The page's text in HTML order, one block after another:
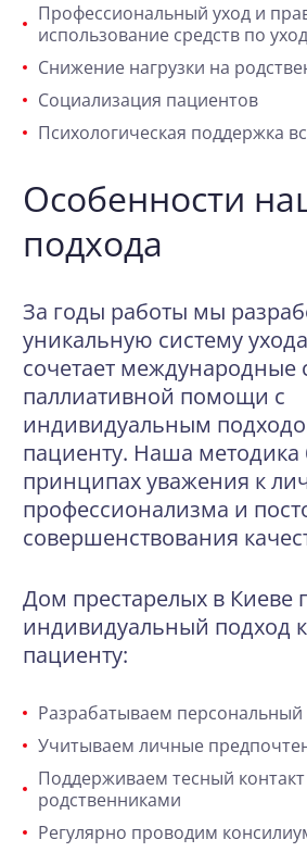
Профессиональный уход и
использование средств по
Снижение нагрузки на
Социализация пациентов
Психологическая поддержка
Особенности
подхода
За годы работы мы
уникальную систему
сочетает международные
паллиативной помощи с
индивидуальным
пациенту. Наша методика
принципах уважения к
профессионализма и
совершенствования
Дом престарелых в Киеве
индивидуальный подход
пациенту:
Разрабатываем персональный
Учитываем личные
Поддерживаем тесный контакт
родственниками
Регулярно проводим